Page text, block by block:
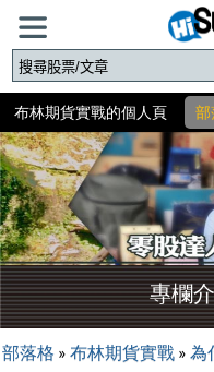
布林期貨實戰的個人頁 部
專欄
部落格 » 布林期貨實戰 » 為